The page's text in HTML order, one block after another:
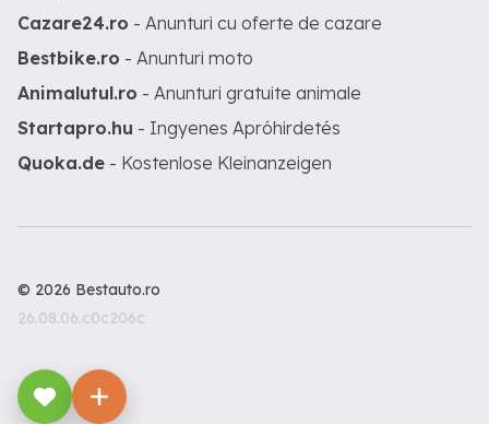
Cazare24.ro - Anunturi cu oferte de cazare
Bestbike.ro - Anunturi moto
Animalutul.ro - Anunturi gratuite animale
Startapro.hu - Ingyenes Apróhirdetés
Quoka.de - Kostenlose Kleinanzeigen
© 2026 Bestauto.ro
26.08.06.c0c206c